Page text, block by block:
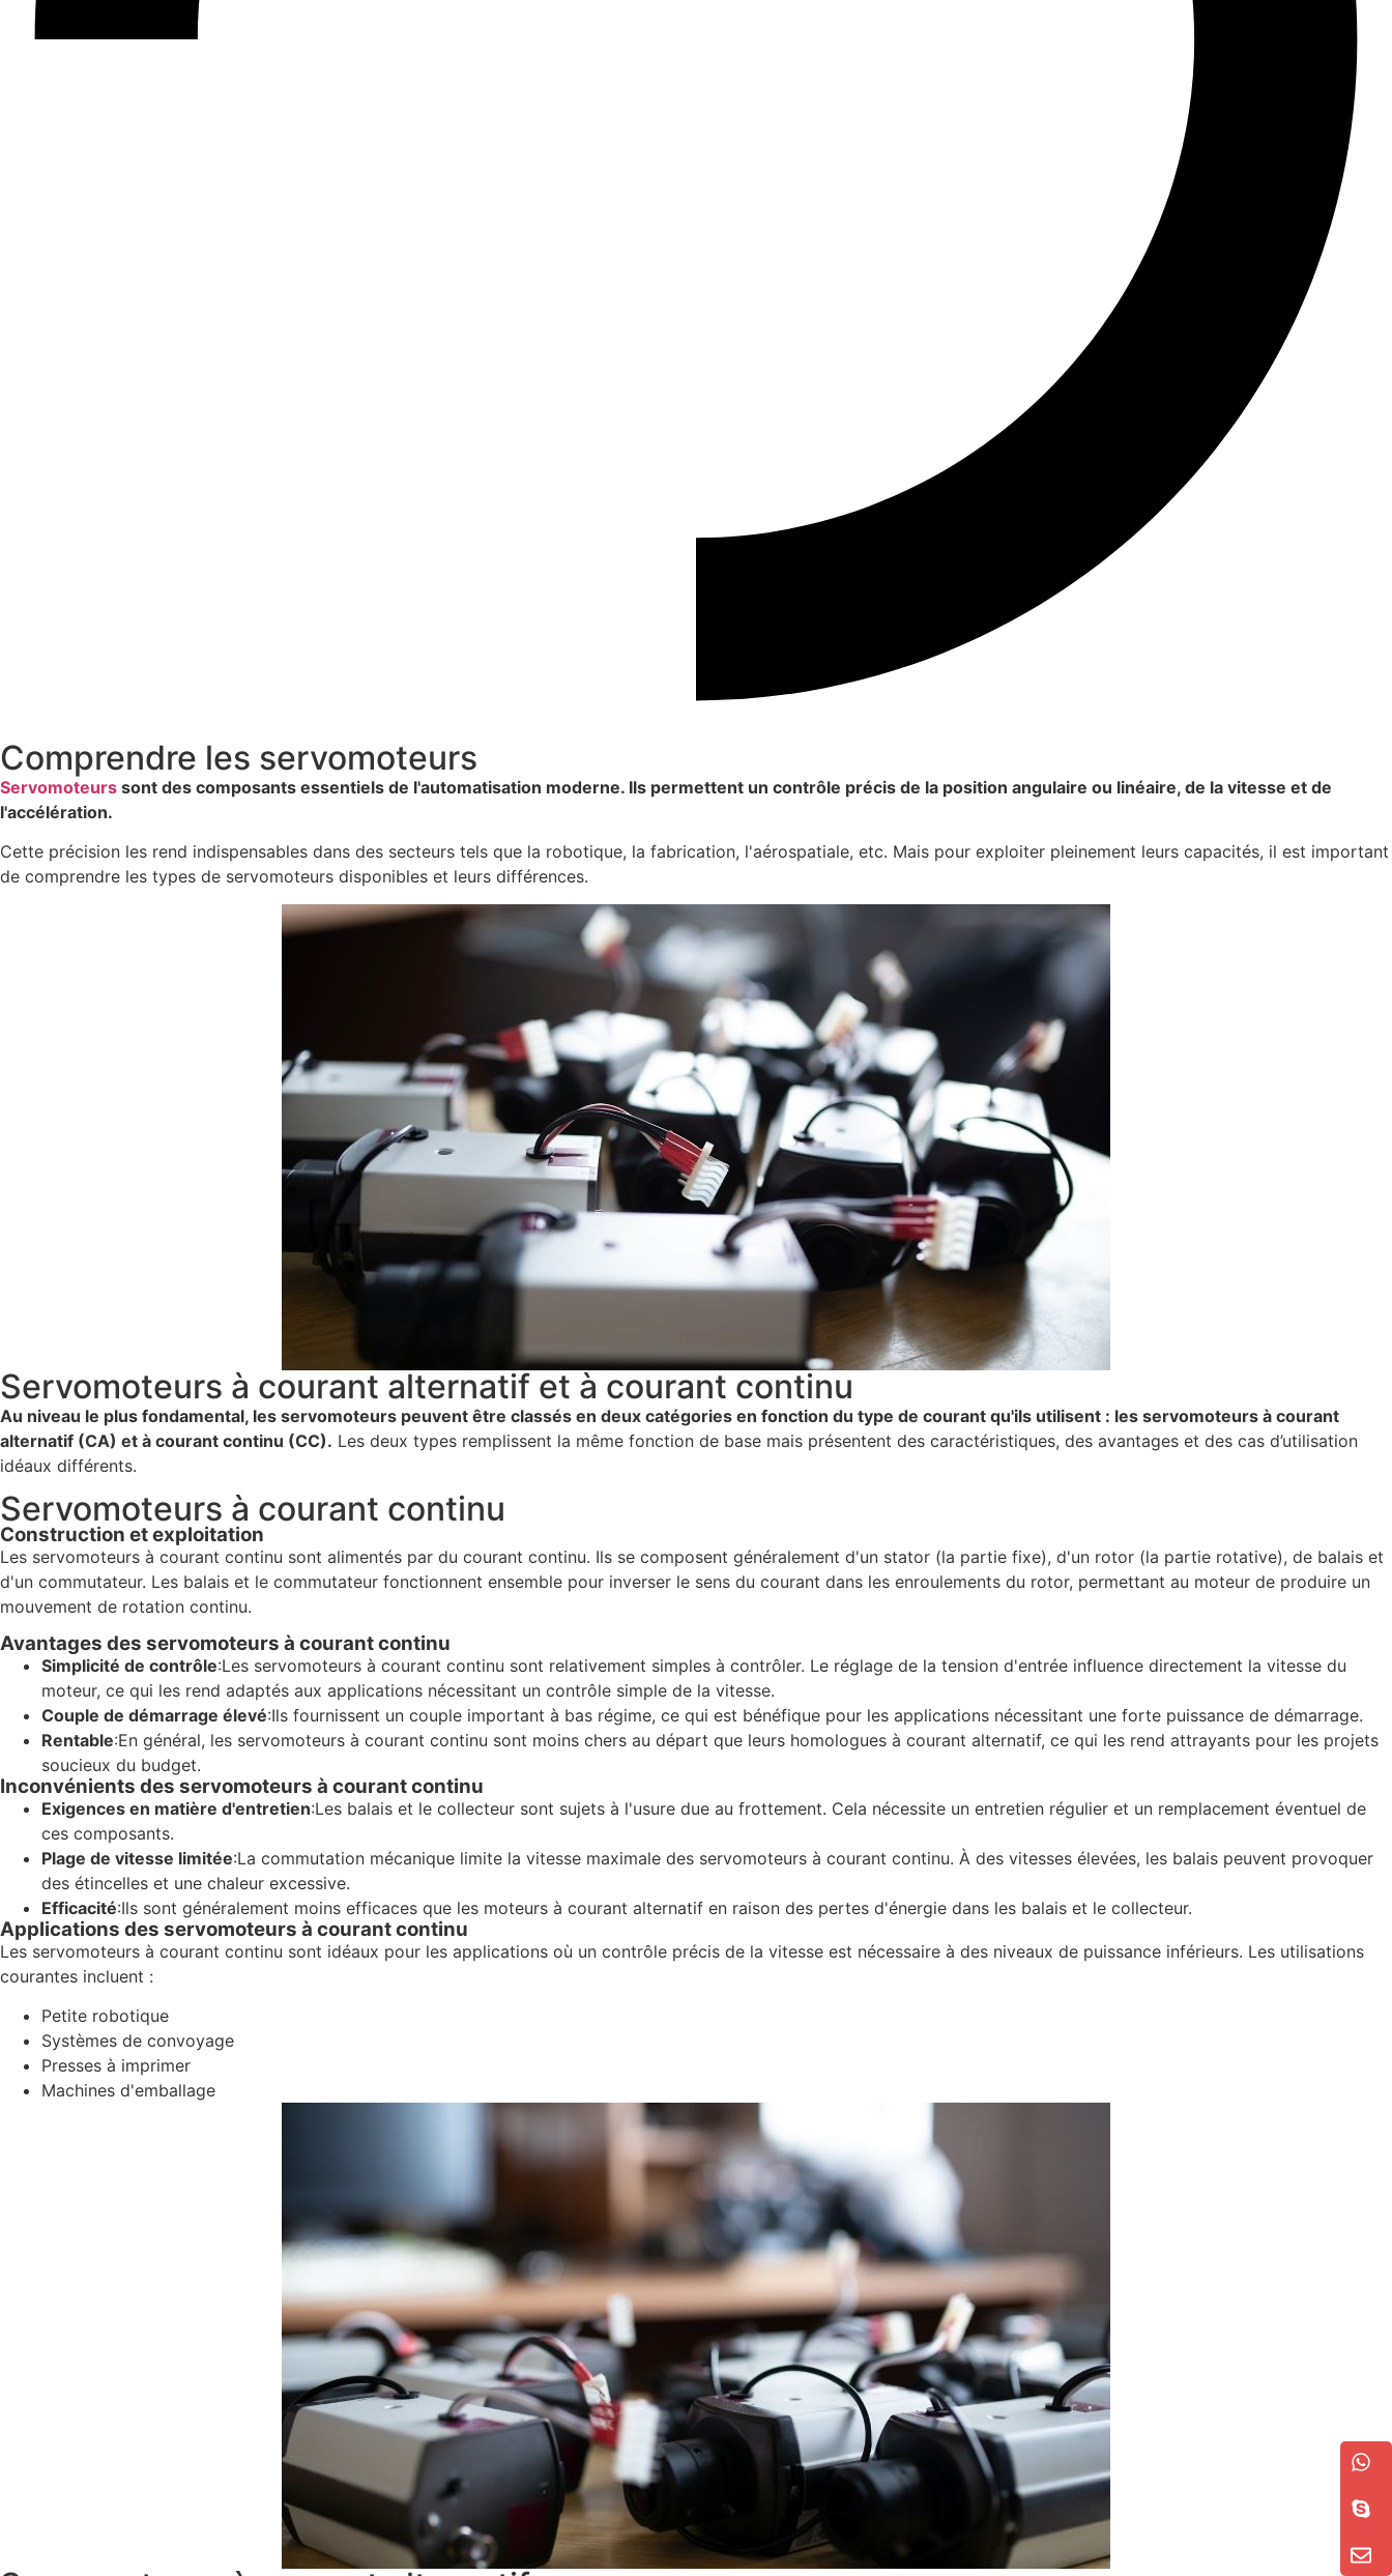
Comprendre les servomoteurs
Servomoteurs sont des composants essentiels de l'automatisation moderne. Ils permettent un contrôle précis de la position angulaire ou linéaire, de la vitesse et de
l'accélération.
Cette précision les rend indispensables dans des secteurs tels que la robotique, la fabrication, l'aérospatiale, etc. Mais pour exploiter pleinement leurs capacités, il est important
de comprendre les types de servomoteurs disponibles et leurs différences.
Servomoteurs à courant alternatif et à courant continu
Au niveau le plus fondamental, les servomoteurs peuvent être classés en deux catégories en fonction du type de courant qu'ils utilisent : les servomoteurs à courant
alternatif (CA) et à courant continu (CC). Les deux types remplissent la même fonction de base mais présentent des caractéristiques, des avantages et des cas d’utilisation
idéaux différents.
Servomoteurs à courant continu
Construction et exploitation
Les servomoteurs à courant continu sont alimentés par du courant continu. Ils se composent généralement d'un stator (la partie fixe), d'un rotor (la partie rotative), de balais et
d'un commutateur. Les balais et le commutateur fonctionnent ensemble pour inverser le sens du courant dans les enroulements du rotor, permettant au moteur de produire un
mouvement de rotation continu.
Avantages des servomoteurs à courant continu
Simplicité de contrôle:Les servomoteurs à courant continu sont relativement simples à contrôler. Le réglage de la tension d'entrée influence directement la vitesse du
moteur, ce qui les rend adaptés aux applications nécessitant un contrôle simple de la vitesse.
Couple de démarrage élevé:Ils fournissent un couple important à bas régime, ce qui est bénéfique pour les applications nécessitant une forte puissance de démarrage.
Rentable:En général, les servomoteurs à courant continu sont moins chers au départ que leurs homologues à courant alternatif, ce qui les rend attrayants pour les projets
soucieux du budget.
Inconvénients des servomoteurs à courant continu
Exigences en matière d'entretien:Les balais et le collecteur sont sujets à l'usure due au frottement. Cela nécessite un entretien régulier et un remplacement éventuel de
ces composants.
Plage de vitesse limitée:La commutation mécanique limite la vitesse maximale des servomoteurs à courant continu. À des vitesses élevées, les balais peuvent provoquer
des étincelles et une chaleur excessive.
Efficacité:Ils sont généralement moins efficaces que les moteurs à courant alternatif en raison des pertes d'énergie dans les balais et le collecteur.
Applications des servomoteurs à courant continu
Les servomoteurs à courant continu sont idéaux pour les applications où un contrôle précis de la vitesse est nécessaire à des niveaux de puissance inférieurs. Les utilisations
courantes incluent :
Petite robotique
Systèmes de convoyage
Presses à imprimer
Machines d'emballage